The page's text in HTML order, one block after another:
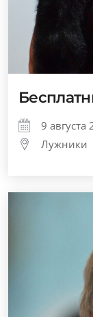
9 августа
Лужники